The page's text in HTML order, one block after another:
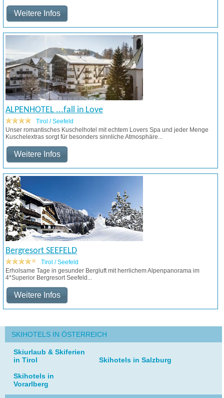
Weitere Infos
ALPENHOTEL ...fall in Love
Tirol / Seefeld
Unser romantisches Kuschelhotel mit echtem Lovers Spa und jeder Menge
Kuschelextras sorgt für besonders sinnliche Atmosphäre...
Weitere Infos
Bergresort SEEFELD
Tirol / Seefeld
Erholsame Tage in gesunder Bergluft mit herrlichem Alpenpanorama im
4*Superior Bergresort Seefeld...
Weitere Infos
SKIHOTELS IN ÖSTERREICH
Skiurlaub & Skiferien
in Tirol
Skihotels in Salzburg
Skihotels in
Vorarlberg